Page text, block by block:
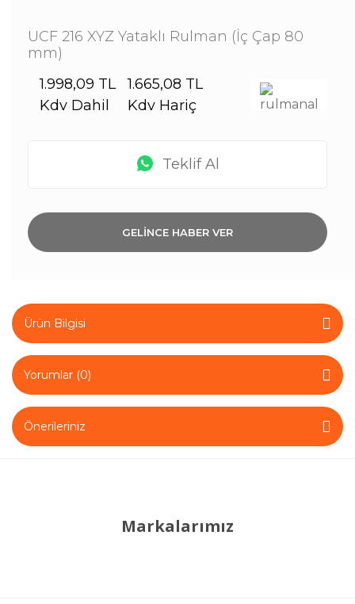
UCF 216 XYZ Yataklı Rulman (İç Çap 80
mm)
1.998,09 TL
Kdv Dahil
1.665,08 TL
Kdv Hariç
Teklif Al
GELİNCE HABER VER
Ürün Bilgisi
Yorumlar (0)
Önerileriniz
Markalarımız